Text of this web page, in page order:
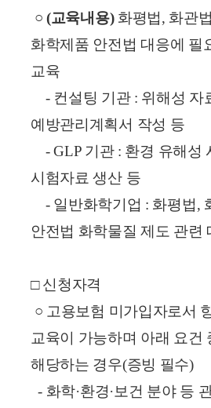
○(교육내용)화평법, 화관
화학제품 안전법 대응에 필
교육
- 컨설팅 기관 : 위해성 자
예방관리계획서 작성 등
- GLP 기관 : 환경 유해성
시험자료 생산 등
- 일반화학기업 : 화평법,
안전법 화학물질 제도 관련
□ 신청자격
○ 고용보험 미가입자로서
교육이 가능하며 아래 요건
해당하는 경우(증빙 필수)
- 화학·환경·보건 분야 등